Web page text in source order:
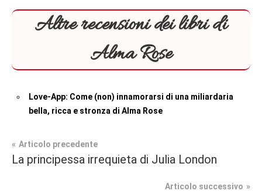
Altre recensioni dei libri di
Alma Rose
Love-App: Come (non) innamorarsi di una miliardaria
bella, ricca e stronza di Alma Rose
Tag
Contemporary
Navigazione
Articolo precedente
La principessa irrequieta di Julia London
Articolo successivo